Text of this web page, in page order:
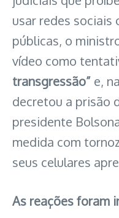
usar redes sociais
públicas, o
vídeo como
transgressão” e,
decretou a prisão
presidente
medida com
seus celulares
As reações foram